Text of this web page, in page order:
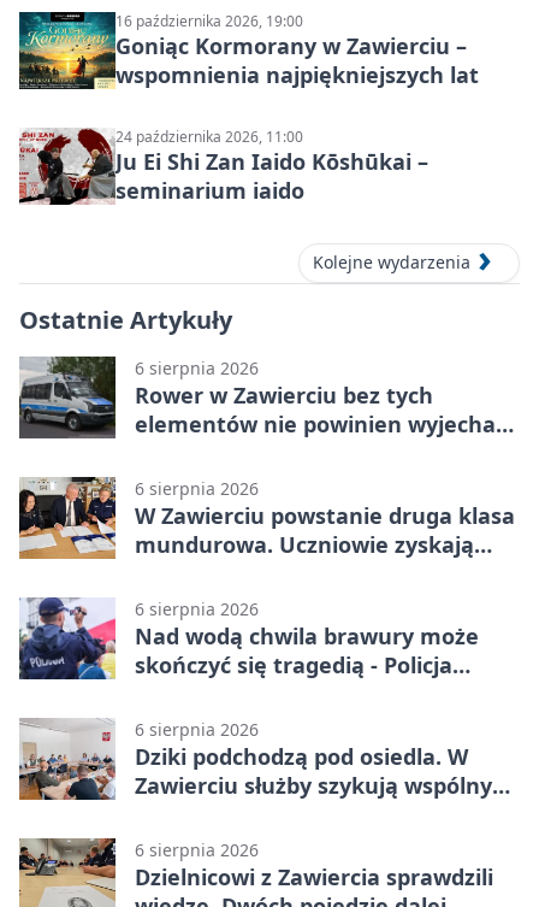
16 października 2026, 19:00
Goniąc Kormorany w Zawierciu –
wspomnienia najpiękniejszych lat
24 października 2026, 11:00
Ju Ei Shi Zan Iaido Kōshūkai –
seminarium iaido
Kolejne wydarzenia
Ostatnie Artykuły
6 sierpnia 2026
Rower w Zawierciu bez tych
elementów nie powinien wyjechać
6 sierpnia 2026
W Zawierciu powstanie druga klasa
mundurowa. Uczniowie zyskają
6 sierpnia 2026
Nad wodą chwila brawury może
skończyć się tragedią - Policja
6 sierpnia 2026
Dziki podchodzą pod osiedla. W
Zawierciu służby szykują wspólny
6 sierpnia 2026
Dzielnicowi z Zawiercia sprawdzili